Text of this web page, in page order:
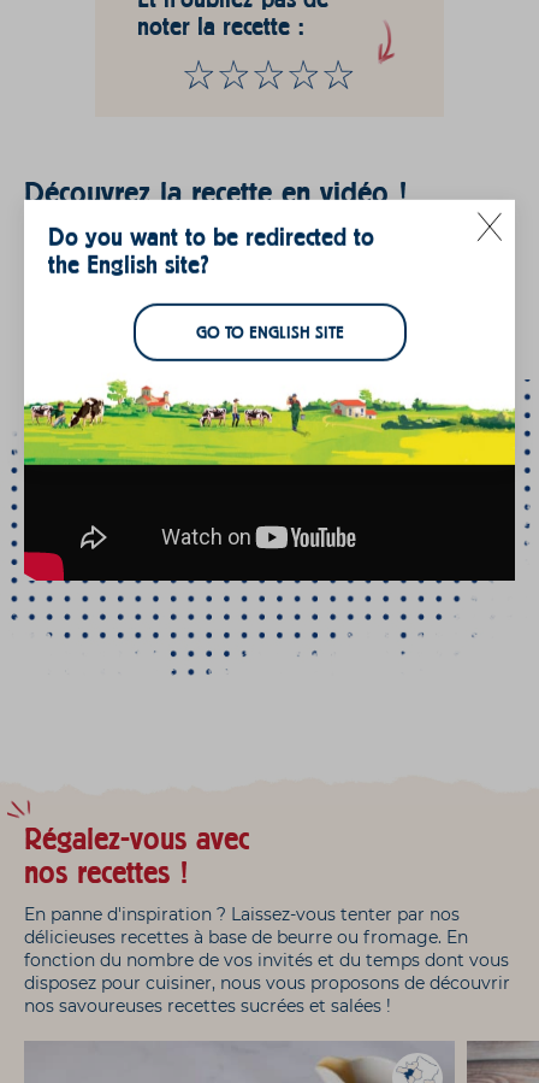
noter la recette :
Découvrez la recette en vidéo !
Faire des bonbons au caramel, rien de plus facile ! Une
délicieuse recette qui vous rappellera votre enfance !
Régalez-vous avec
nos recettes !
En panne d'inspiration ? Laissez-vous tenter par nos
délicieuses recettes à base de beurre ou fromage. En
fonction du nombre de vos invités et du temps dont vous
disposez pour cuisiner, nous vous proposons de découvrir
nos savoureuses recettes sucrées et salées !
Do you want to be redirected to
the English site?
GO TO ENGLISH SITE